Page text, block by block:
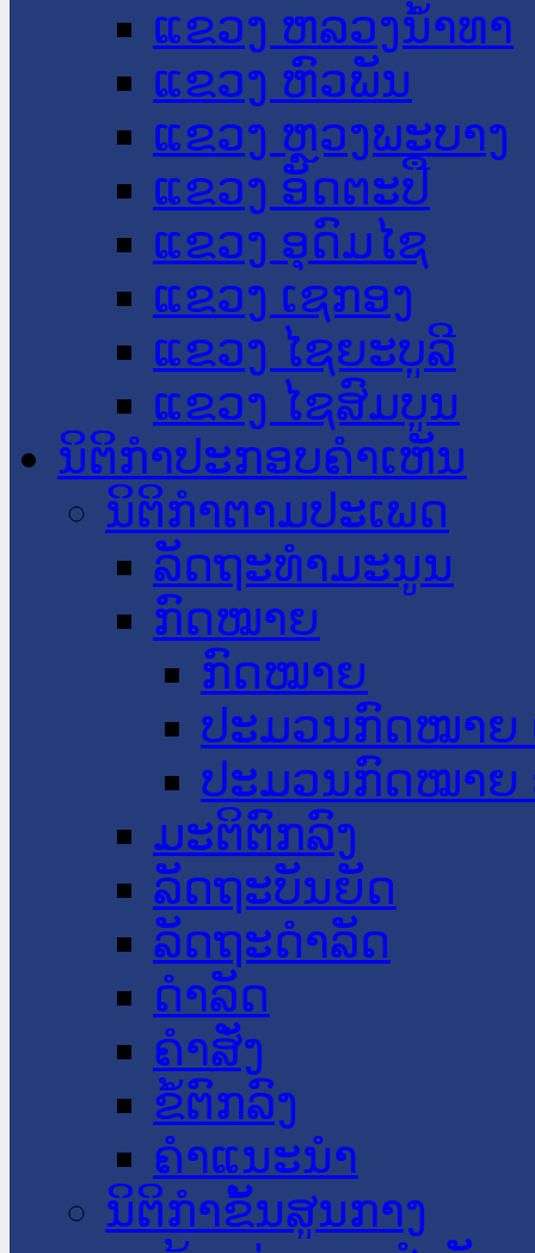
ແຂວງ ຫລວງນໍ້າທາ
ແຂວງ ຫົວພັນ
ແຂວງ ຫຼວງພະບາງ
ແຂວງ ອັດຕະປື
ແຂວງ ອຸດົມໄຊ
ແຂວງ ເຊກອງ
ແຂວງ ໄຊຍະບູລີ
ແຂວງ ໄຊສົມບູນ
ນິຕິກໍາປະກອບຄໍາເຫັນ
ນິຕິກໍາຕາມປະເພດ
ລັດຖະທໍາມະນູນ
ກົດໝາຍ
ກົດໝາຍ
ປະມວນກົດໝາຍ
ປະມວນກົດໝາຍ
ມະຕິຕົກລົງ
ລັດຖະບັນຍັດ
ລັດຖະດໍາລັດ
ດໍາລັດ
ຄໍາສັ່ງ
ຂໍ້ຕົກລົງ
ຄໍາແນະນໍາ
ນິຕິກຳຂັ້ນສູນກາງ